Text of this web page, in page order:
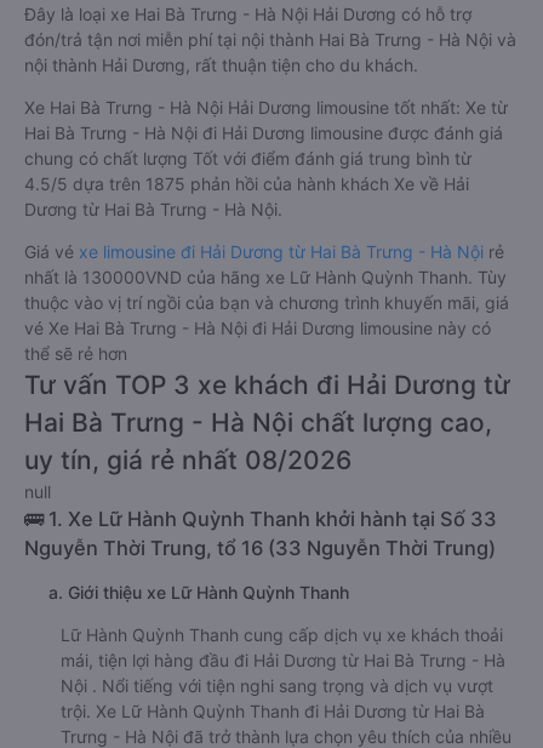
Đây là loại xe Hai Bà Trưng - Hà Nội Hải Dương có hỗ trợ
đón/trả tận nơi miễn phí tại nội thành Hai Bà Trưng - Hà Nội và
nội thành Hải Dương, rất thuận tiện cho du khách.
Xe Hai Bà Trưng - Hà Nội Hải Dương limousine tốt nhất: Xe từ
Hai Bà Trưng - Hà Nội đi Hải Dương limousine được đánh giá
chung có chất lượng Tốt với điểm đánh giá trung bình từ
4.5/5 dựa trên 1875 phản hồi của hành khách Xe về Hải
Dương từ Hai Bà Trưng - Hà Nội.
Giá vé xe limousine đi Hải Dương từ Hai Bà Trưng - Hà Nội rẻ
nhất là 130000VND của hãng xe Lữ Hành Quỳnh Thanh. Tùy
thuộc vào vị trí ngồi của bạn và chương trình khuyến mãi, giá
vé Xe Hai Bà Trưng - Hà Nội đi Hải Dương limousine này có
thể sẽ rẻ hơn
Tư vấn TOP 3 xe khách đi Hải Dương từ
Hai Bà Trưng - Hà Nội chất lượng cao,
uy tín, giá rẻ nhất 08/2026
null
🚌 1. Xe Lữ Hành Quỳnh Thanh khởi hành tại Số 33
Nguyễn Thời Trung, tổ 16 (33 Nguyễn Thời Trung)
a. Giới thiệu xe Lữ Hành Quỳnh Thanh
Lữ Hành Quỳnh Thanh cung cấp dịch vụ xe khách thoải
mái, tiện lợi hàng đầu đi Hải Dương từ Hai Bà Trưng - Hà
Nội . Nổi tiếng với tiện nghi sang trọng và dịch vụ vượt
trội. Xe Lữ Hành Quỳnh Thanh đi Hải Dương từ Hai Bà
Trưng - Hà Nội đã trở thành lựa chọn yêu thích của nhiều